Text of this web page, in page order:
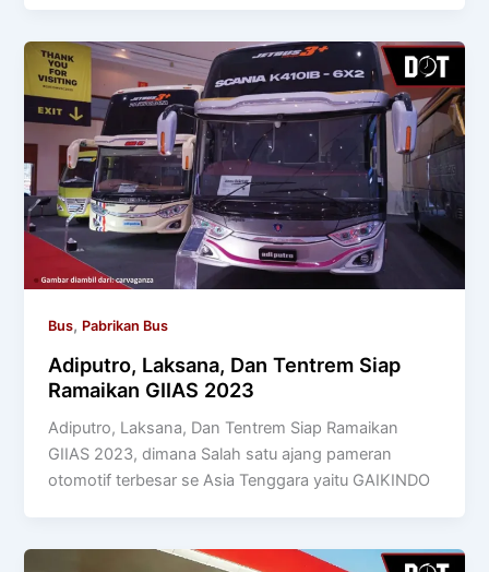
Bus, Pabrikan Bus
Adiputro, Laksana, Dan Tentrem Siap
Ramaikan GIIAS 2023
Adiputro, Laksana, Dan Tentrem Siap Ramaikan
GIIAS 2023, dimana Salah satu ajang pameran
otomotif terbesar se Asia Tenggara yaitu GAIKINDO